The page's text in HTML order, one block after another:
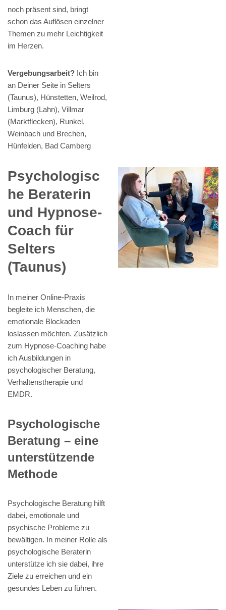
noch präsent sind, bringt
schon das Auflösen einzelner
Themen zu mehr Leichtigkeit
im Herzen.
Vergebungsarbeit? Ich bin
an Deiner Seite in Selters
(Taunus), Hünstetten, Weilrod,
Limburg (Lahn), Villmar
(Marktflecken), Runkel,
Weinbach und Brechen,
Hünfelden, Bad Camberg
Psychologisc
he Beraterin
und Hypnose-
Coach für
Selters
(Taunus)
In meiner Online-Praxis
begleite ich Menschen, die
emotionale Blockaden
loslassen möchten. Zusätzlich
zum Hypnose-Coaching habe
ich Ausbildungen in
psychologischer Beratung,
Verhaltenstherapie und
EMDR.
Psychologische
Beratung – eine
unterstützende
Methode
Psychologische Beratung hilft
dabei, emotionale und
psychische Probleme zu
bewältigen. In meiner Rolle als
psychologische Beraterin
unterstütze ich sie dabei, ihre
Ziele zu erreichen und ein
gesundes Leben zu führen.